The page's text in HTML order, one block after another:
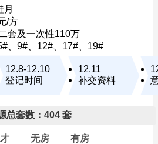
月
/方
套及一次性110万
、9#、12#、17#、19#
12.8-12.10
登记时间
12.11
补交资料
总套数：404 套
无房
有房